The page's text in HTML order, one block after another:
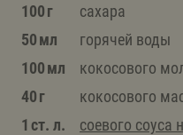
100 г
сахара
50 мл
горячей воды
100 мл
кокосового
40 г
кокосового
1 ст. л.
соевого соуса